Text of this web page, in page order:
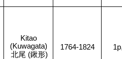
Kitao
(Kuwagata)
北尾 (鍬形)
1764-1824